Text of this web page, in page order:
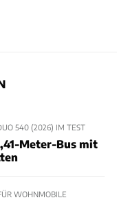
540 (2026) IM TEST
Meter-Bus mit
WOHNMOBILE